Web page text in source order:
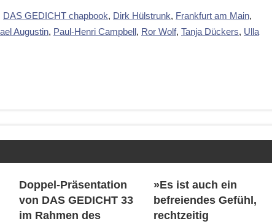
DAS GEDICHT chapbook, Dirk Hülstrunk, Frankfurt am Main,
Augustin, Paul-Henri Campbell, Ror Wolf, Tanja Dückers, Ulla
Doppel-Präsentation
von DAS GEDICHT 33
im Rahmen des
»Es ist auch ein
befreiendes Gefühl,
rechtzeitig